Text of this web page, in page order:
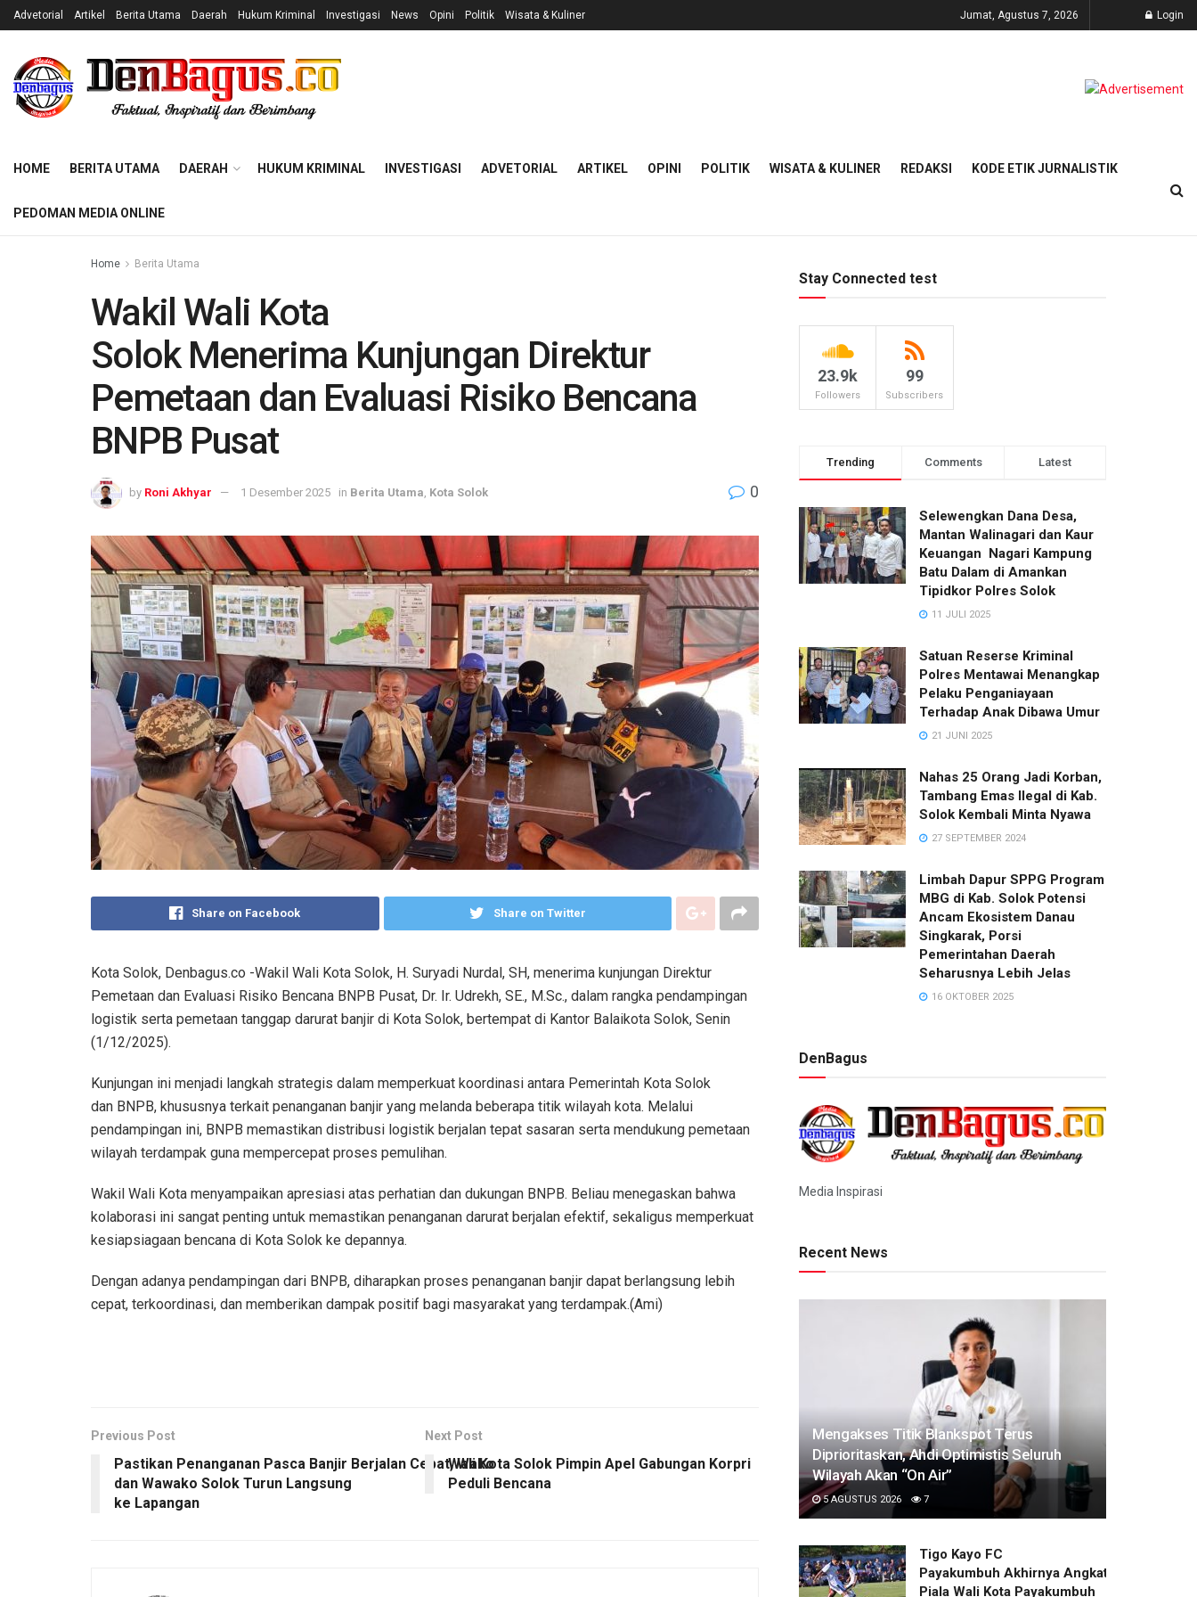
Advetorial Artikel Berita Utama Daerah Hukum Kriminal Investigasi News Opini Politik Wisata & Kuliner Jumat, Agustus 7, 2026 Login
HOME BERITA UTAMA DAERAH HUKUM KRIMINAL INVESTIGASI ADVETORIAL ARTIKEL OPINI POLITIK WISATA & KULINER REDAKSI KODE ETIK JURNALISTIK
PEDOMAN MEDIA ONLINE
Home Berita Utama
Wakil Wali Kota
Solok Menerima Kunjungan Direktur
Pemetaan dan Evaluasi Risiko Bencana
BNPB Pusat
by Roni Akhyar 1 Desember 2025 in Berita Utama Kota Solok 0
Share on Facebook Share on Twitter
Kota Solok, Denbagus.co -Wakil Wali Kota Solok, H. Suryadi Nurdal, SH, menerima kunjungan Direktur
Pemetaan dan Evaluasi Risiko Bencana BNPB Pusat, Dr. Ir. Udrekh, SE., M.Sc., dalam rangka pendampingan
logistik serta pemetaan tanggap darurat banjir di Kota Solok, bertempat di Kantor Balaikota Solok, Senin
(1/12/2025).
Kunjungan ini menjadi langkah strategis dalam memperkuat koordinasi antara Pemerintah Kota Solok
dan BNPB, khususnya terkait penanganan banjir yang melanda beberapa titik wilayah kota. Melalui
pendampingan ini, BNPB memastikan distribusi logistik berjalan tepat sasaran serta mendukung pemetaan
wilayah terdampak guna mempercepat proses pemulihan.
Wakil Wali Kota menyampaikan apresiasi atas perhatian dan dukungan BNPB. Beliau menegaskan bahwa
kolaborasi ini sangat penting untuk memastikan penanganan darurat berjalan efektif, sekaligus memperkuat
kesiapsiagaan bencana di Kota Solok ke depannya.
Dengan adanya pendampingan dari BNPB, diharapkan proses penanganan banjir dapat berlangsung lebih
cepat, terkoordinasi, dan memberikan dampak positif bagi masyarakat yang terdampak.(Ami)
Previous Post
Pastikan Penanganan Pasca Banjir Berjalan Cepat, Wako
dan Wawako Solok Turun Langsung
ke Lapangan
Next Post
Wali Kota Solok Pimpin Apel Gabungan Korpri
Peduli Bencana
Stay Connected test
23.9k
Followers
99
Subscribers
Trending Comments Latest
Selewengkan Dana Desa,
Mantan Walinagari dan Kaur
Keuangan Nagari Kampung
Batu Dalam di Amankan
Tipidkor Polres Solok
11 JULI 2025
Satuan Reserse Kriminal
Polres Mentawai Menangkap
Pelaku Penganiayaan
Terhadap Anak Dibawa Umur
21 JUNI 2025
Nahas 25 Orang Jadi Korban,
Tambang Emas Ilegal di Kab.
Solok Kembali Minta Nyawa
27 SEPTEMBER 2024
Limbah Dapur SPPG Program
MBG di Kab. Solok Potensi
Ancam Ekosistem Danau
Singkarak, Porsi
Pemerintahan Daerah
Seharusnya Lebih Jelas
16 OKTOBER 2025
DenBagus
Media Inspirasi
Recent News
Mengakses Titik Blankspot Terus
Diprioritaskan, Ahdi Optimistis Seluruh
Wilayah Akan “On Air”
5 AGUSTUS 2026 7
Tigo Kayo FC
Payakumbuh Akhirnya Angkat Trofi
Piala Wali Kota Payakumbuh